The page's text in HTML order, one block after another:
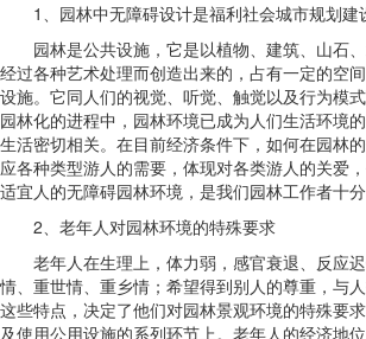
1、园林中无障碍设计是福利社会城市规划建
园林是公共设施，它是以植物、建筑、山石
经过各种艺术处理而创造出来的，占有一定的空
设施。它同人们的视觉、听觉、触觉以及行为模
园林化的进程中，园林环境已成为人们生活环境
生活密切相关。在目前经济条件下，如何在园林
应各种类型游人的需要，体现对各类游人的关爱
适宜人的无障碍园林环境，是我们园林工作者十分
2、老年人对园林环境的特殊要求
老年人在生理上，体力弱，感官衰退、反应
情、重世情、重乡情；希望得到别人的尊重，与
这些特点，决定了他们对园林景观环境的特殊要
及使用公用设施的系列环节上。老年人的经济地